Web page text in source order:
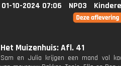
01-10-2024 07:06 NPO3
Het Muizenhuis: Afl. 41
Sam en Julia krijgen een mand vol